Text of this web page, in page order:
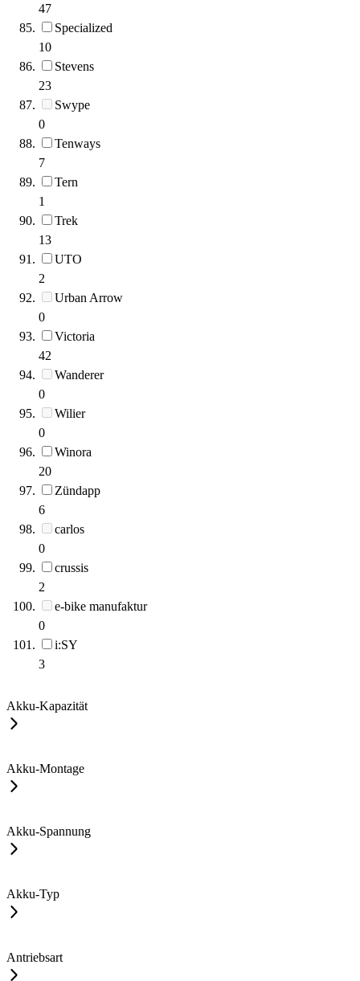
47
Specialized
10
Stevens
23
Swype
0
Tenways
7
Tern
1
Trek
13
UTO
2
Urban Arrow
0
Victoria
42
Wanderer
0
Wilier
0
Winora
20
Zündapp
6
carlos
0
crussis
2
e-bike manufaktur
0
i:SY
3
Akku-Kapazität
Akku-Montage
Akku-Spannung
Akku-Typ
Antriebsart